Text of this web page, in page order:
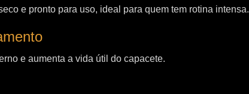
e pronto para uso, ideal para quem tem rotina intensa.
e aumenta a vida útil do capacete.